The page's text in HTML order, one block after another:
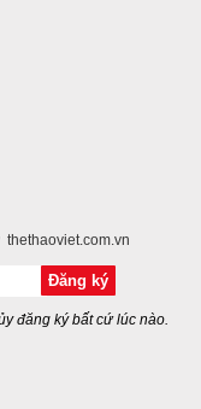
thethaoviet.com.vn
đăng ký bất cứ lúc nào.